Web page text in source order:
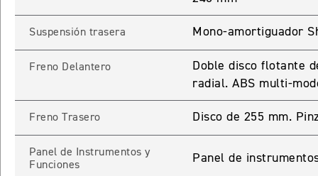
Precio desde $8.490.000
Suspensión trasera Mono-amortiguador
Freno Delantero
Doble disco flotante
radial. ABS multi-
Freno Trasero Disco de 255 mm.
Panel de Instrumentos y
Funciones
Panel de